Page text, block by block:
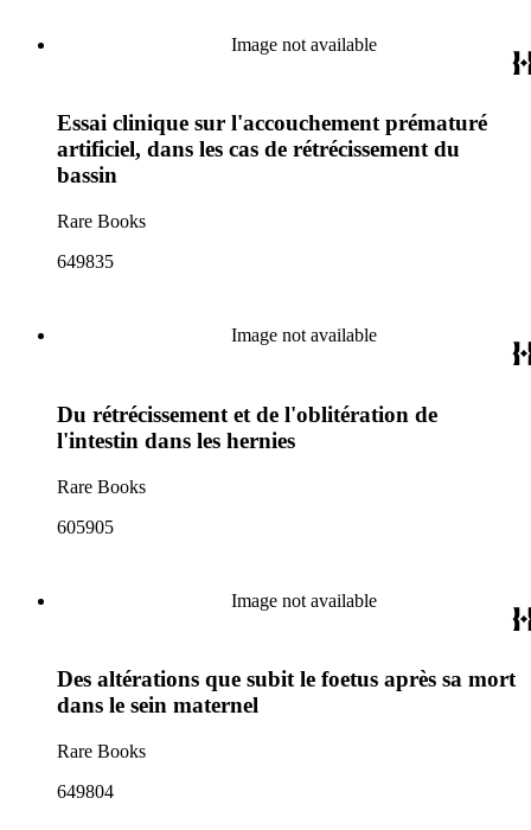
Image not available
Essai clinique sur l'accouchement prématuré
artificiel, dans les cas de rétrécissement du
bassin
Rare Books
649835
Image not available
Du rétrécissement et de l'oblitération de
l'intestin dans les hernies
Rare Books
605905
Image not available
Des altérations que subit le foetus après sa mort
dans le sein maternel
Rare Books
649804